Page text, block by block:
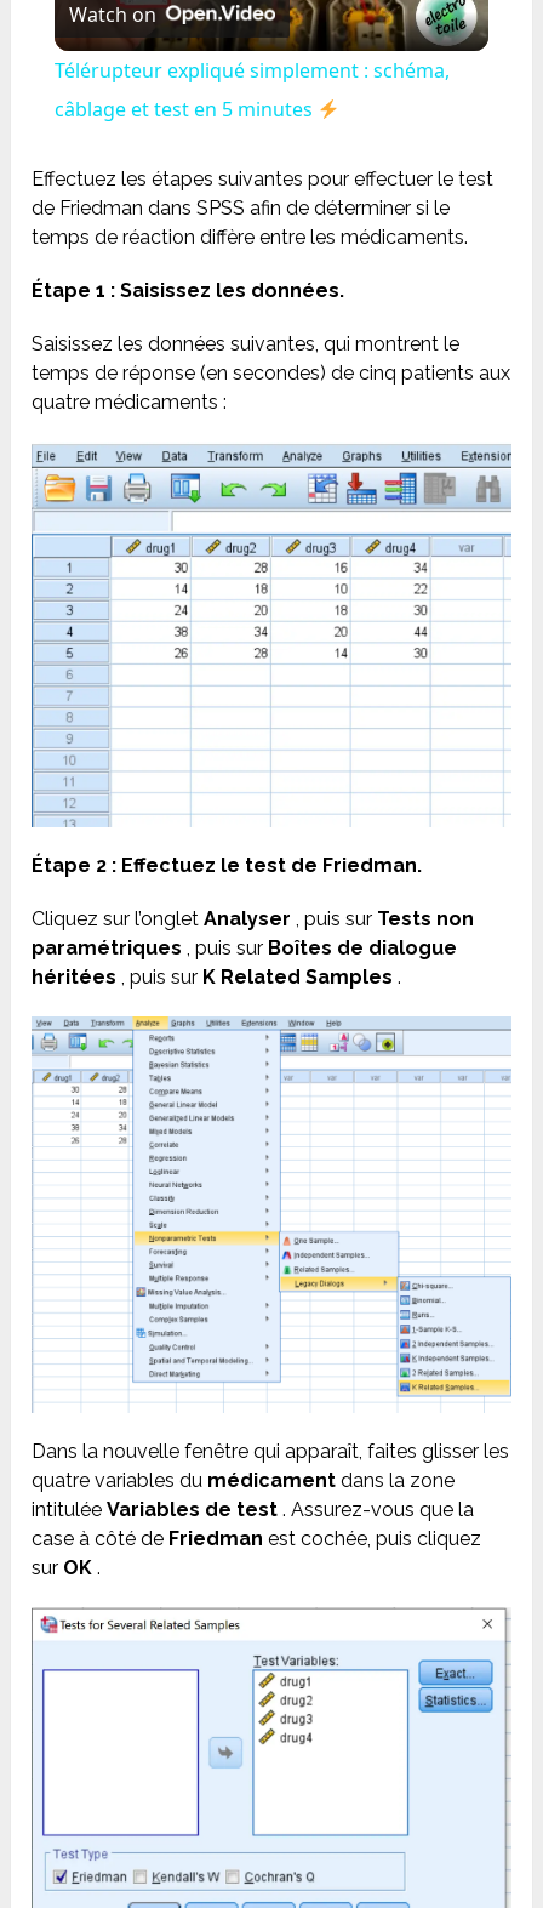
Video
Watch on
Télérupteur expliqué simplement : schéma,
câblage et test en 5 minutes
Effectuez les étapes suivantes pour effectuer le test
de Friedman dans SPSS afin de déterminer si le
temps de réaction diffère entre les médicaments.
Étape 1 : Saisissez les données.
Saisissez les données suivantes, qui montrent le
temps de réponse (en secondes) de cinq patients aux
quatre médicaments :
Étape 2 : Effectuez le test de Friedman.
Cliquez sur l’ongletAnalyser , puis sur Tests non
paramétriques , puis sur Boîtes de dialogue
héritées , puis sur K Related Samples .
Dans la nouvelle fenêtre qui apparaît, faites glisser les
quatre variables du médicament dans la zone
intituléeVariables de test . Assurez-vous que la
case à côté de Friedman est cochée, puis cliquez
sur OK .